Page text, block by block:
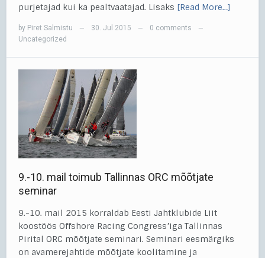
purjetajad kui ka pealtvaatajad. Lisaks [Read More…]
by Piret Salmistu — 30. Jul 2015 — 0 comments —
Uncategorized
9.-10. mail toimub Tallinnas ORC mõõtjate
seminar
9.-10. mail 2015 korraldab Eesti Jahtklubide Liit
koostöös Offshore Racing Congress’iga Tallinnas
Pirital ORC mõõtjate seminari. Seminari eesmärgiks
on avamerejahtide mõõtjate koolitamine ja